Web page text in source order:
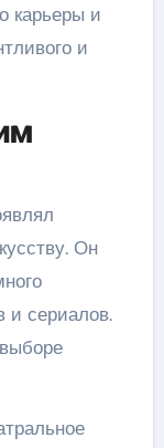
карьеры и
и
Он
и сериалов.